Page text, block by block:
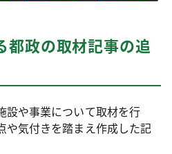
都政の取材記事の追
設や事業について取材を行
や気付きを踏まえ作成した記